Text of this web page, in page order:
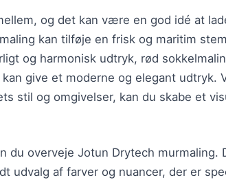
og det kan være en god idé at
kan tilføje en frisk og maritim
og harmonisk udtryk, rød
give et moderne og elegant udtryk.
stil og omgivelser, kan du skabe et
du overveje Jotun Drytech murmaling.
udvalg af farver og nuancer, der er